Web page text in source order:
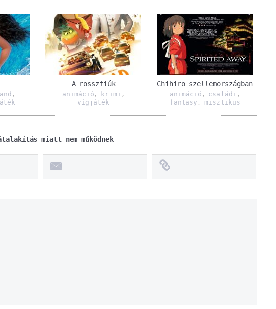
,
A rosszfiúk
animáció , krimi ,
vígjáték
Chihiro szellemországban
animáció , családi ,
fantasy , misztikus
miatt nem működnek